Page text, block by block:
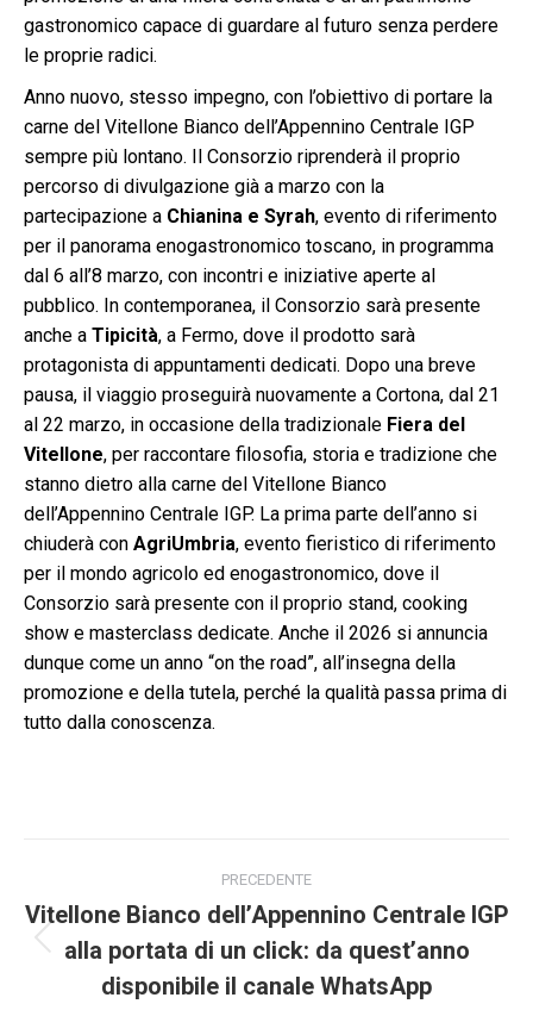
gastronomico capace di guardare al futuro senza perdere
le proprie radici.
Anno nuovo, stesso impegno, con l’obiettivo di portare la
carne del Vitellone Bianco dell’Appennino Centrale IGP
sempre più lontano. Il Consorzio riprenderà il proprio
percorso di divulgazione già a marzo con la
partecipazione a Chianina e Syrah, evento di riferimento
per il panorama enogastronomico toscano, in programma
dal 6 all’8 marzo, con incontri e iniziative aperte al
pubblico. In contemporanea, il Consorzio sarà presente
anche a Tipicità, a Fermo, dove il prodotto sarà
protagonista di appuntamenti dedicati. Dopo una breve
pausa, il viaggio proseguirà nuovamente a Cortona, dal 21
al 22 marzo, in occasione della tradizionale Fiera del
Vitellone, per raccontare filosofia, storia e tradizione che
stanno dietro alla carne del Vitellone Bianco
dell’Appennino Centrale IGP. La prima parte dell’anno si
chiuderà con AgriUmbria, evento fieristico di riferimento
per il mondo agricolo ed enogastronomico, dove il
Consorzio sarà presente con il proprio stand, cooking
show e masterclass dedicate. Anche il 2026 si annuncia
dunque come un anno “on the road”, all’insegna della
promozione e della tutela, perché la qualità passa prima di
tutto dalla conoscenza.
tra
PRECEDENTE
Post
precedente:
Vitellone Bianco dell’Appennino Centrale IGP
alla portata di un click: da quest’anno
disponibile il canale WhatsApp